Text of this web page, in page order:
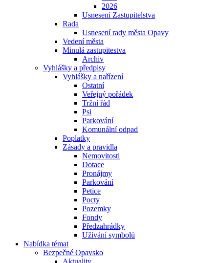
2026
Usnesení Zastupitelstva
Rada
Usnesení rady města Opavy
Vedení města
Minulá zastupitestva
Archiv
Vyhlášky a předpisy
Vyhlášky a nařízení
Ostatní
Veřejný pořádek
Tržní řád
Psi
Parkování
Komunální odpad
Poplatky
Zásady a pravidla
Nemovitosti
Dotace
Pronájmy
Parkování
Petice
Pocty
Pozemky
Fondy
Předzahrádky
Užívání symbolů
Nabídka témat
Bezpečné Opavsko